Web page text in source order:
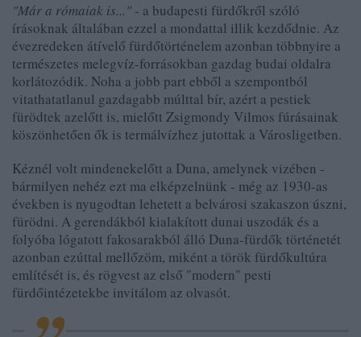
"Már a rómaiak is..." - a budapesti fürdőkről szóló
írásoknak általában ezzel a mondattal illik kezdődnie. Az
évezredeken átívelő fürdőtörténelem azonban többnyire a
természetes melegvíz-forrásokban gazdag budai oldalra
korlátozódik. Noha a jobb part ebből a szempontból
vitathatatlanul gazdagabb múlttal bír, azért a pestiek
fürödtek azelőtt is, mielőtt Zsigmondy Vilmos fúrásainak
köszönhetően ők is termálvízhez jutottak a Városligetben.
Kéznél volt mindenekelőtt a Duna, amelynek vizében -
bármilyen nehéz ezt ma elképzelnünk - még az 1930-as
években is nyugodtan lehetett a belvárosi szakaszon úszni,
fürödni. A gerendákból kialakított dunai uszodák és a
folyóba lógatott fakosarakból álló Duna-fürdők történetét
azonban ezúttal mellőzöm, miként a török fürdőkultúra
említését is, és rögvest az első "modern" pesti
fürdőintézetekbe invitálom az olvasót.